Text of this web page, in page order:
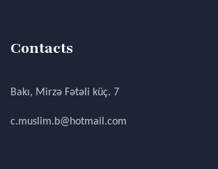
Contacts
Bakı, Mirzə Fətəli küç. 7
c.muslim.b@hotmail.com